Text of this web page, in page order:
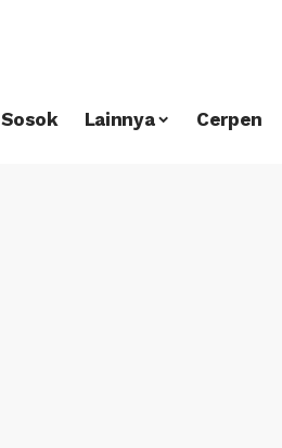
Sosok Lainnya Cerpen